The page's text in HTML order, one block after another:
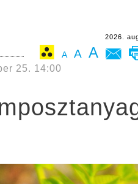
2026.
A A A
25. 14:00